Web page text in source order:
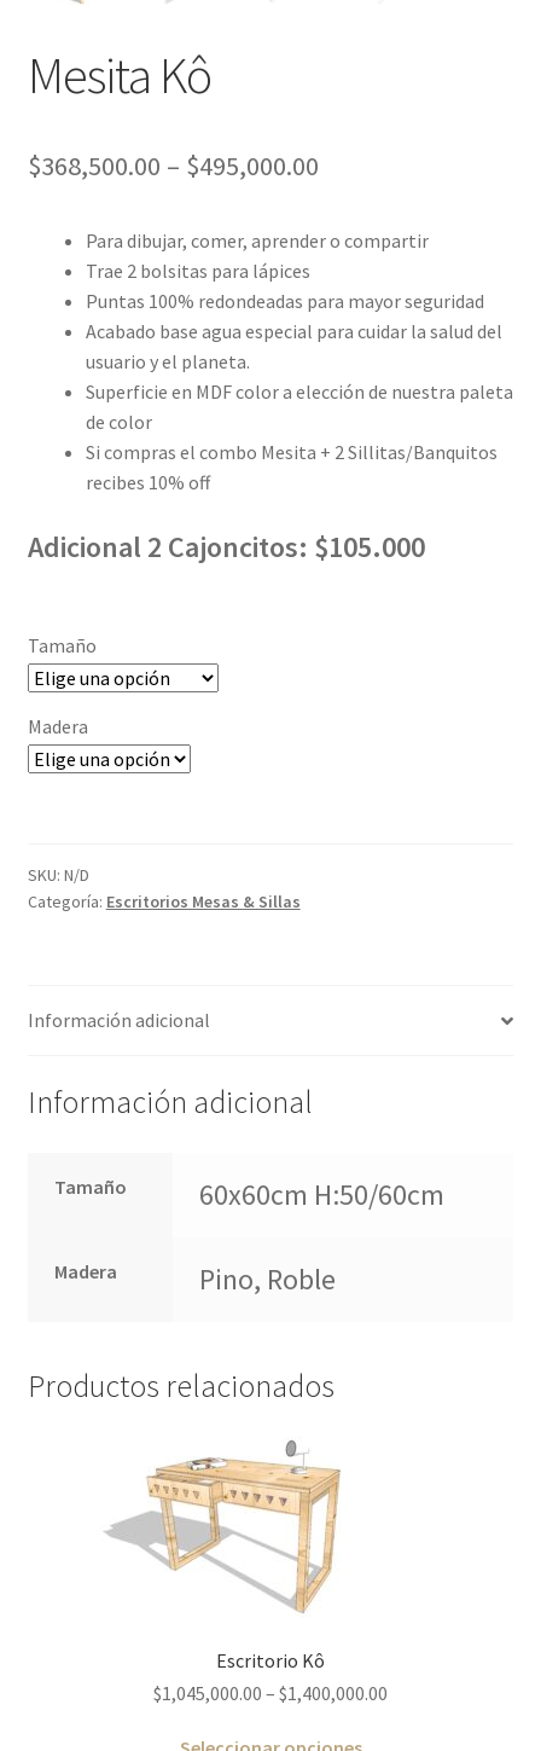
Mesita Kô
$368,500.00 – $495,000.00
Para dibujar, comer, aprender o compartir
Trae 2 bolsitas para lápices
Puntas 100% redondeadas para mayor seguridad
Acabado base agua especial para cuidar la salud del
usuario y el planeta.
Superficie en MDF color a elección de nuestra paleta
de color
Si compras el combo Mesita + 2 Sillitas/Banquitos
recibes 10% off
Adicional 2 Cajoncitos: $105.000
Tamaño
Madera
SKU: N/D
Categoría: Escritorios Mesas & Sillas
Información adicional
Información adicional
Tamaño 60x60cm H:50/60cm
Madera Pino, Roble
Productos relacionados
Escritorio Kô
$1,045,000.00 – $1,400,000.00